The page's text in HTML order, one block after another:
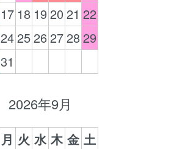
17 18 1920 21 22
242526272829
31
2026年9月
月 火 水 木 金 土